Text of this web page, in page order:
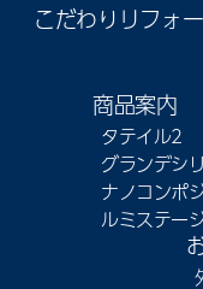
こだわり リフォ
商品案内
タテイル2
グランデシ
ナノコンポ
ルミステー